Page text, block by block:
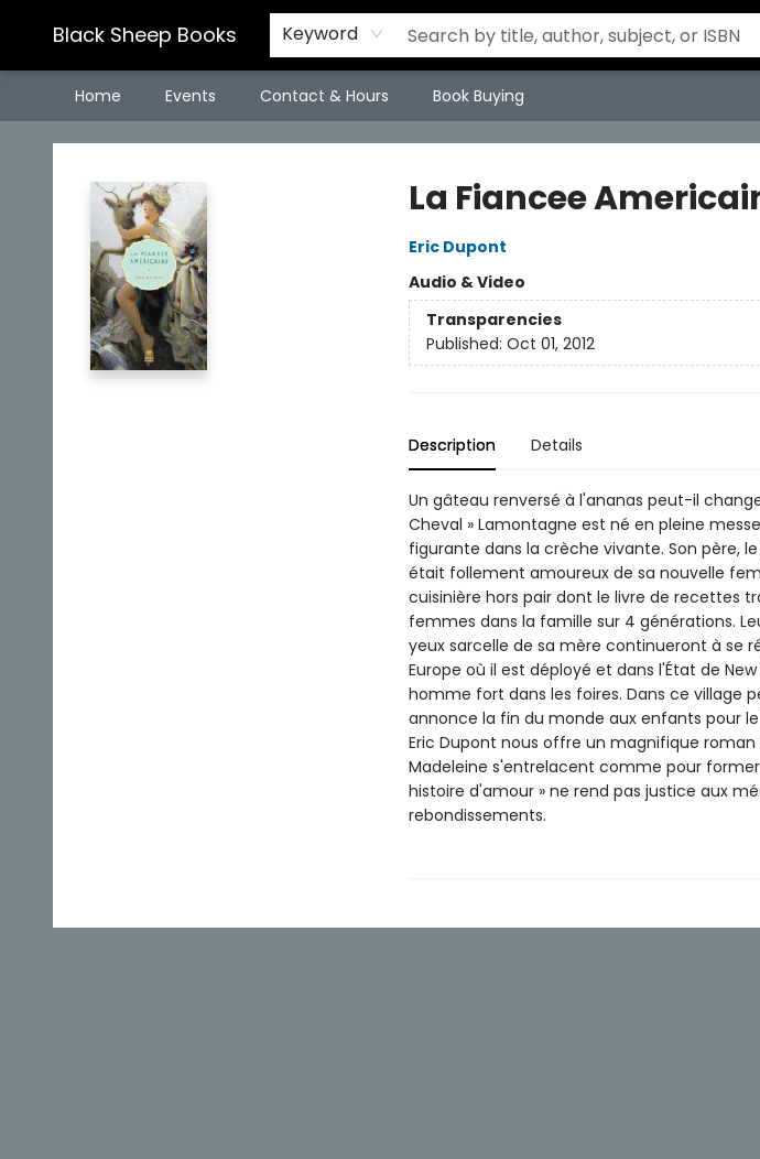
Black Sheep Books Keyword
Home Events Contact & Hours Book Buying
Black Sheep Books
La Fiancee
Eric Dupont
Audio & Video
Transparencies
Published: Oct 01, 2012
Description Details
Un gâteau renversé à l'ananas peut-il
Cheval » Lamontagne est né en pleine
figurante dans la crèche vivante. Son père,
était follement amoureux de sa nouvelle
cuisinière hors pair dont le livre de recettes
femmes dans la famille sur 4 générations.
yeux sarcelle de sa mère continueront à se
Europe où il est déployé et dans l'État de
homme fort dans les foires. Dans ce village
annonce la fin du monde aux enfants pour
Eric Dupont nous offre un magnifique roman
Madeleine s'entrelacent comme pour former
histoire d'amour » ne rend pas justice aux
rebondissements.